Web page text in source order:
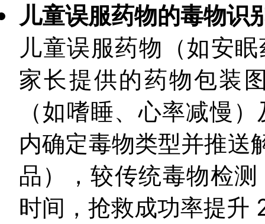
儿童误服药物的毒物识
儿童误服药物（如安
家长提供的药物包装
（如嗜睡、心率减慢
内确定毒物类型并推送
品），较传统毒物检
时间，抢救成功率提升